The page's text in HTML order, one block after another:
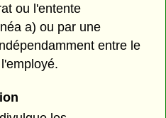
ou l'entente
a) ou par une
entre le